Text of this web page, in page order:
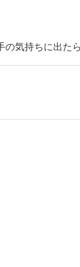
気持ちに出た